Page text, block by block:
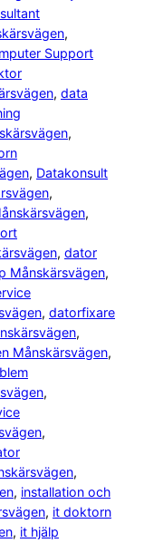
Support
, data
, Datakonsult
, dator
Månskärsvägen
, datorfixare
Månskärsvägen
, installation och
, it doktorn
, it hjälp